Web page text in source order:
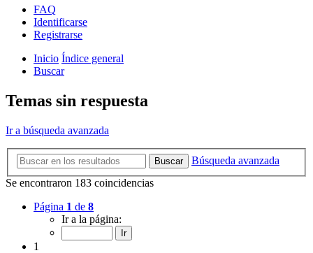
FAQ
Identificarse
Registrarse
Inicio Índice general
Buscar
Temas sin respuesta
Ir a búsqueda avanzada
Buscar
Búsqueda avanzada
Se encontraron 183 coincidencias
Página 1 de 8
Ir a la página:
1